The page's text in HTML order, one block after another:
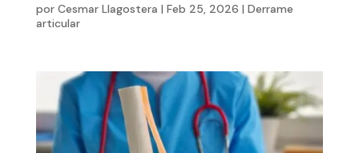
por Cesmar Llagostera | Feb 25, 2026 | Derrame
articular